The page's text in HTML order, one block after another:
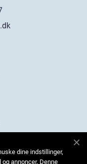
dine indstillinger,
annoncer. Denne